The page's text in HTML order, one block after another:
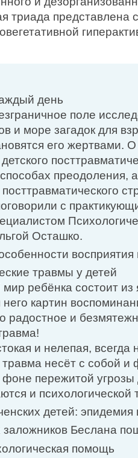
триада представлена
день
поле
и море загадок для
его жертвами.
преодоления,
с
Осташко.
травмы у детей
ребёнка состоит из
него картин
радостное и
и нелепая, всегда
несёт с собой и
пережитой угрозы
и психологической
детей:
Беслана
помощь